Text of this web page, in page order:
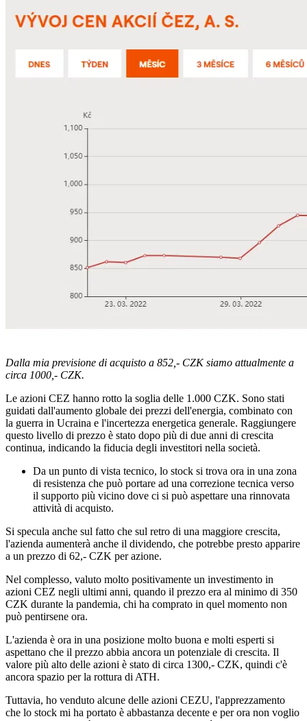
Dalla mia previsione di acquisto a 852,- CZK siamo attualmente a
circa 1000,- CZK.
Le azioni CEZ hanno rotto la soglia delle 1.000 CZK. Sono stati
guidati dall'aumento globale dei prezzi dell'energia, combinato con
la guerra in Ucraina e l'incertezza energetica generale. Raggiungere
questo livello di prezzo è stato dopo più di due anni di crescita
continua, indicando la fiducia degli investitori nella società.
Da un punto di vista tecnico, lo stock si trova ora in una zona
di resistenza che può portare ad una correzione tecnica verso
il supporto più vicino dove ci si può aspettare una rinnovata
attività di acquisto.
Si specula anche sul fatto che sul retro di una maggiore crescita,
l'azienda aumenterà anche il dividendo, che potrebbe presto apparire
a un prezzo di 62,- CZK per azione.
Nel complesso, valuto molto positivamente un investimento in
azioni CEZ negli ultimi anni, quando il prezzo era al minimo di 350
CZK durante la pandemia, chi ha comprato in quel momento non
può pentirsene ora.
L'azienda è ora in una posizione molto buona e molti esperti si
aspettano che il prezzo abbia ancora un potenziale di crescita. Il
valore più alto delle azioni è stato di circa 1300,- CZK, quindi c'è
ancora spazio per la rottura di ATH.
Tuttavia, ho venduto alcune delle azioni CEZU, l'apprezzamento
che lo stock mi ha portato è abbastanza decente e per ora non voglio